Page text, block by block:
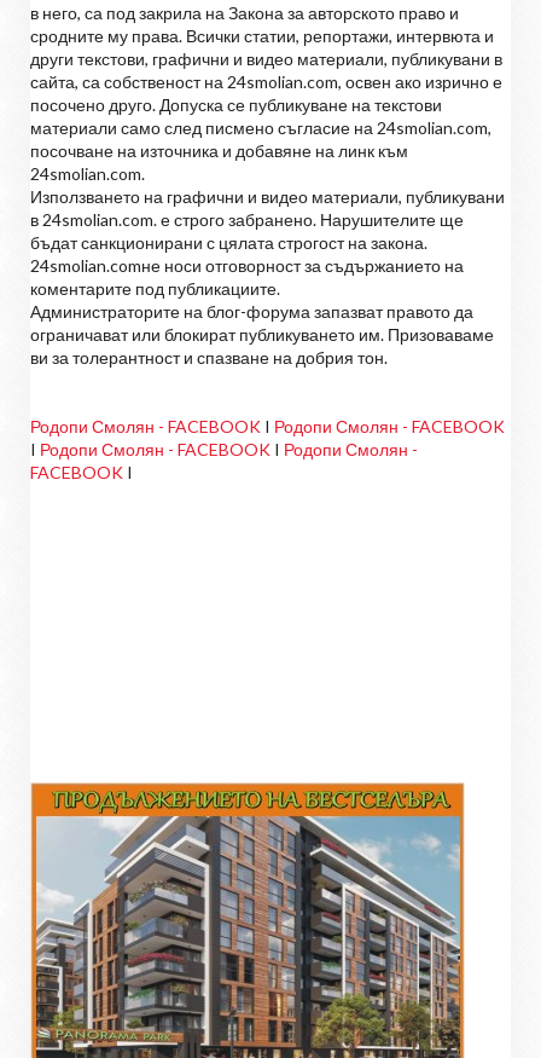
в него, са под закрила на Закона за авторското право и
сродните му права. Всички статии, репортажи, интервюта и
други текстови, графични и видео материали, публикувани в
сайта, са собственост на 24smolian.com, освен ако изрично е
посочено друго. Допуска се публикуване на текстови
материали само след писмено съгласие на 24smolian.com,
посочване на източника и добавяне на линк към
24smolian.com.
Използването на графични и видео материали, публикувани
в 24smolian.com. е строго забранено. Нарушителите ще
бъдат санкционирани с цялата строгост на закона.
24smolian.comне носи отговорност за съдържанието на
коментарите под публикациите.
Администраторите на блог-форума запазват правото да
ограничават или блокират публикуването им. Призоваваме
ви за толерантност и спазване на добрия тон.
Родопи Смолян - FACEBOOK I Родопи Смолян - FACEBOOK
I Родопи Смолян - FACEBOOK I Родопи Смолян -
FACEBOOK I